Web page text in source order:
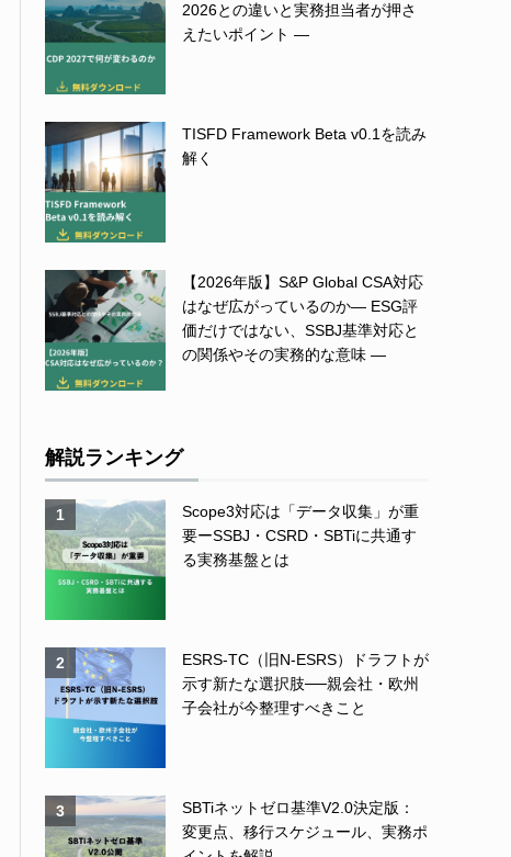
2026との違いと実務担当者が押さ
えたいポイント ―
TISFD Framework Beta v0.1を読み
解く
【2026年版】S&P Global CSA対応
はなぜ広がっているのか― ESG評
価だけではない、SSBJ基準対応と
の関係やその実務的な意味 ―
解説ランキング
1
Scope3対応は「データ収集」が重
要ーSSBJ・CSRD・SBTiに共通す
る実務基盤とは
2
ESRS-TC（旧N-ESRS）ドラフトが
示す新たな選択肢──親会社・欧州
子会社が今整理すべきこと
3
SBTiネットゼロ基準V2.0決定版：
変更点、移行スケジュール、実務ポ